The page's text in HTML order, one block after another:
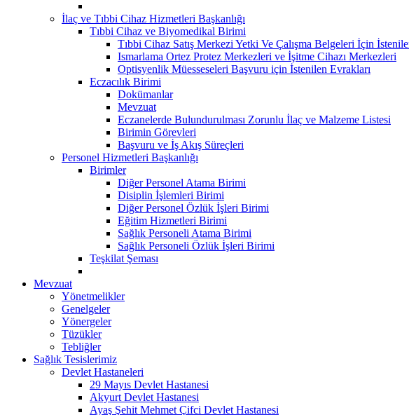
İlaç ve Tıbbi Cihaz Hizmetleri Başkanlığı
Tıbbi Cihaz ve Biyomedikal Birimi
Tıbbi Cihaz Satış Merkezi Yetki Ve Çalışma Belgeleri İçin
Ismarlama Ortez Protez Merkezleri ve İşitme Cihazı Merkezleri
Optisyenlik Müesseseleri Başvuru için İstenilen Evrakları
Eczacılık Birimi
Dokümanlar
Mevzuat
Eczanelerde Bulundurulması Zorunlu İlaç ve Malzeme Listesi
Birimin Görevleri
Başvuru ve İş Akış Süreçleri
Personel Hizmetleri Başkanlığı
Birimler
Diğer Personel Atama Birimi
Disiplin İşlemleri Birimi
Diğer Personel Özlük İşleri Birimi
Eğitim Hizmetleri Birimi
Sağlık Personeli Atama Birimi
Sağlık Personeli Özlük İşleri Birimi
Teşkilat Şeması
Mevzuat
Yönetmelikler
Genelgeler
Yönergeler
Tüzükler
Tebliğler
Sağlık Tesislerimiz
Devlet Hastaneleri
29 Mayıs Devlet Hastanesi
Akyurt Devlet Hastanesi
Ayaş Şehit Mehmet Çifci Devlet Hastanesi